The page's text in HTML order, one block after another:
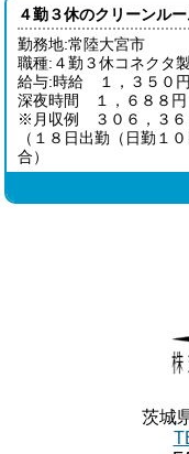
４勤３休のクリーンル
勤務地:常陸大宮市
職種:４勤３休コネクタ
給与:時給 １，３５０
深夜時間 １，６８８円
※月収例 ３０６，３６
（１８日出勤（日勤１
合）
茨城